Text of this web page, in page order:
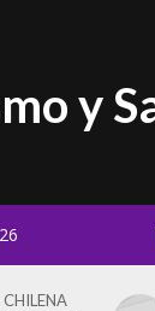
CHILENA